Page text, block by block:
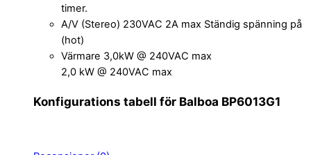
timer.
A/V (Stereo) 230VAC 2A max Ständig spänning på
(hot)
Värmare 3,0kW @ 240VAC max
2,0 kW @ 240VAC max
Konfigurations tabell för Balboa BP6013G1